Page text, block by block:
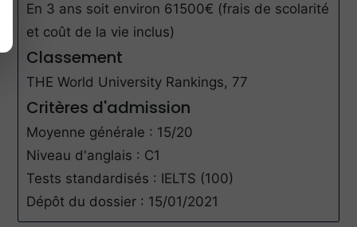
En 3 ans soit environ 61500€ (frais de scolarité
et coût de la vie inclus)
Classement
THE World University Rankings, 77
Critères d'admission
Moyenne générale : 15/20
Niveau d'anglais : C1
Tests standardisés : IELTS (100)
Dépôt du dossier : 15/01/2021